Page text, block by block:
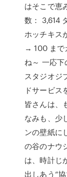
はそこで恵
数： 3,614
ホッチキス
→ 100 まで
ね～ 一応下
スタジオジ
ドサービス
皆さんは、
なみも、少
ンの壁紙に
の谷のナウ
は、時計じ
出しあう“